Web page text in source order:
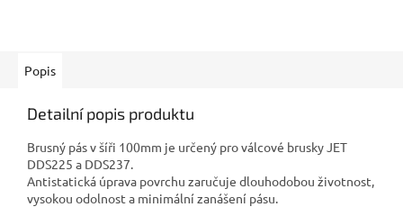
Popis
Detailní popis produktu
Brusný pás v šíři 100mm je určený pro válcové brusky JET
DDS225 a DDS237.
Antistatická úprava povrchu zaručuje dlouhodobou životnost,
vysokou odolnost a minimální zanášení pásu.